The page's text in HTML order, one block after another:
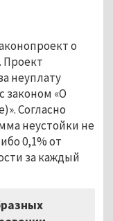
о
Проект
неуплату
законом «О
Согласно
неустойки не
0,1% от
за каждый